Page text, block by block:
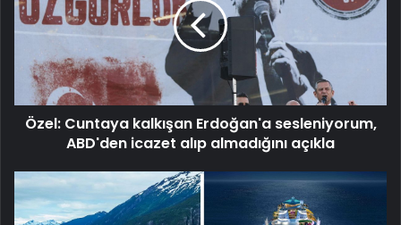
Erdoğan'a
sesleniyorum,
icazet
almadığını
açıkla
Özel: Cuntaya kalkışan Erdoğan'a sesleniyorum,
ABD'den icazet alıp almadığını açıkla
Yüzen
şehirler:
2025'te